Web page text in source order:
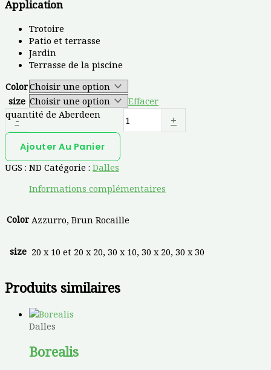
Application
Trotoire
Patio et terrasse
Jardin
Terrasse de la piscine
Color
size
Effacer
-
quantité de Aberdeen +
Ajouter Au Panier
UGS : ND Catégorie : Dalles
Informations complémentaires
Color Azzurro, Brun Rocaille
size 20 x 10 et 20 x 20, 30 x 10, 30 x 20, 30 x 30
Produits similaires
Dalles
Borealis